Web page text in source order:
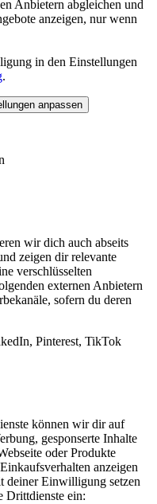
Anbietern abgleichen und
anzeigen, nur wenn
in den Einstellungen
.
anpassen
wir dich auch abseits
zeigen dir relevante
verschlüsselten
externen Anbietern
sofern du deren
Pinterest, TikTok
können wir dir auf
gesponserte Inhalte
oder Produkte
anzeigen
deiner Einwilligung setzen
Drittdienste ein: